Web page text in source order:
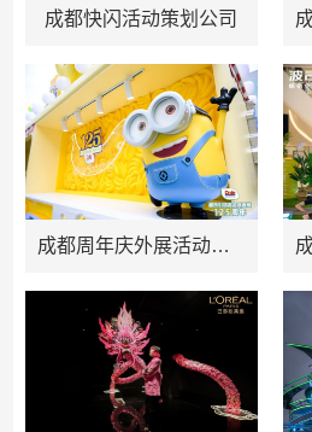
成都快闪活动策划公司
成都周年庆外展活动策划方案推荐